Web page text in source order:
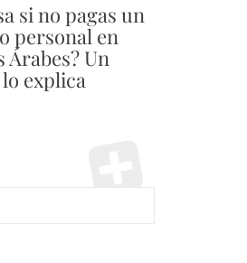
si no pagas un
personal en
Árabes? Un
explica